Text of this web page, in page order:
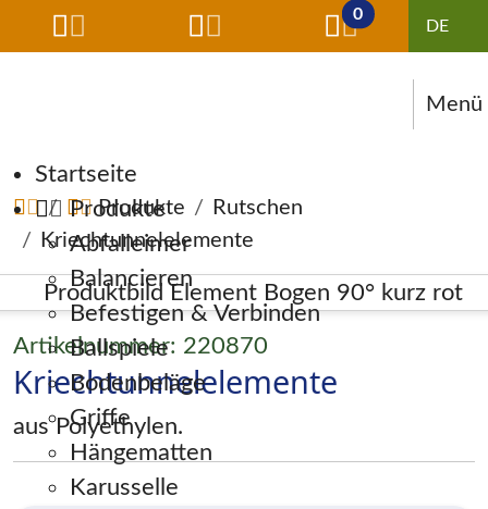
0
Menü
Navigation überspringen
Startseite
Produkte
Abfalleimer
Balancieren
Befestigen & Verbinden
Ballspiele
Bodenbeläge
Griffe
Hängematten
Karusselle
Produkte
Rutschen
Kriechtunnelelemente
Artikelnummer: 220870
Kriechtunnelelemente
aus Polyethylen.